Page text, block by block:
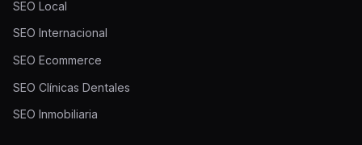
SEO Local
SEO Internacional
SEO Ecommerce
SEO Clínicas Dentales
SEO Inmobiliaria